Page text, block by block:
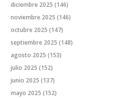
diciembre 2025 (146)
noviembre 2025 (146)
octubre 2025 (147)
septiembre 2025 (148)
agosto 2025 (153)
julio 2025 (152)
junio 2025 (137)
mayo 2025 (152)